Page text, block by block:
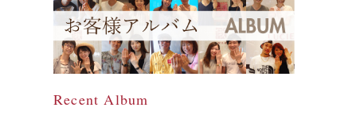
Recent Album